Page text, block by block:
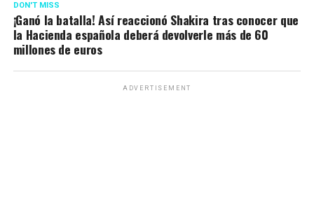
DON'T MISS
¡Ganó la batalla! Así reaccionó Shakira tras conocer que
la Hacienda española deberá devolverle más de 60
millones de euros
ADVERTISEMENT